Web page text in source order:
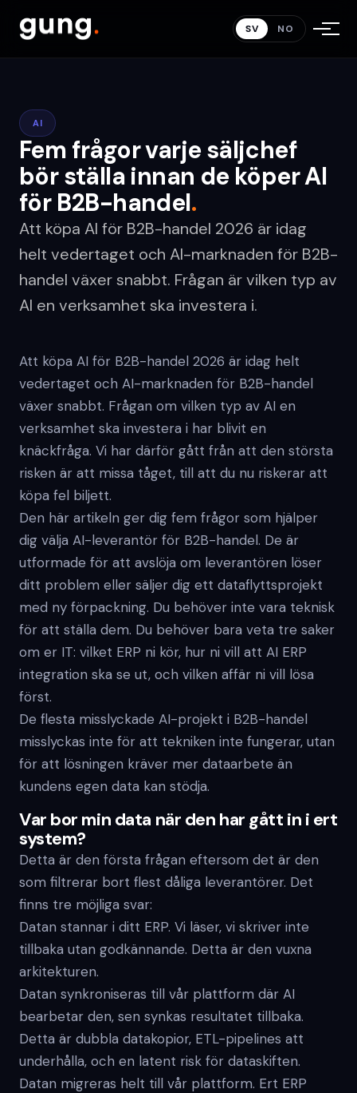
SV NO
AI
Fem frågor varje säljchef
bör ställa innan de köper AI
för B2B-handel.
Att köpa AI för B2B-handel 2026 är idag
helt vedertaget och AI-marknaden för B2B-
handel växer snabbt. Frågan är vilken typ av
AI en verksamhet ska investera i.
Att köpa AI för B2B-handel 2026 är idag helt
vedertaget och AI-marknaden för B2B-handel
växer snabbt. Frågan om vilken typ av AI en
verksamhet ska investera i har blivit en
knäckfråga. Vi har därför gått från att den största
risken är att missa tåget, till att du nu riskerar att
köpa fel biljett.
Den här artikeln ger dig fem frågor som hjälper
dig välja AI-leverantör för B2B-handel. De är
utformade för att avslöja om leverantören löser
ditt problem eller säljer dig ett dataflyttsprojekt
med ny förpackning. Du behöver inte vara teknisk
för att ställa dem. Du behöver bara veta tre saker
om er IT: vilket ERP ni kör, hur ni vill att AI ERP
integration ska se ut, och vilken affär ni vill lösa
först.
De flesta misslyckade AI-projekt i B2B-handel
misslyckas inte för att tekniken inte fungerar, utan
för att lösningen kräver mer dataarbete än
kundens egen data kan stödja.
Var bor min data när den har gått in i ert
system?
Detta är den första frågan eftersom det är den
som filtrerar bort flest dåliga leverantörer. Det
finns tre möjliga svar:
Datan stannar i ditt ERP. Vi läser, vi skriver inte
tillbaka utan godkännande. Detta är den vuxna
arkitekturen.
Datan synkroniseras till vår plattform där AI
bearbetar den, sen synkas resultatet tillbaka.
Detta är dubbla datakopior, ETL-pipelines att
underhålla, och en latent risk för dataskiften.
Datan migreras helt till vår plattform. Ert ERP